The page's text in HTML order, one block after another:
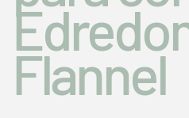
Flannel